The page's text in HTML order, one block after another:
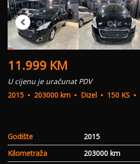
11.999 KM
U cijenu je uračunat PDV
2015
203000 km Dizel 150 KS
Godište
2015
Kilometraža
203000 km